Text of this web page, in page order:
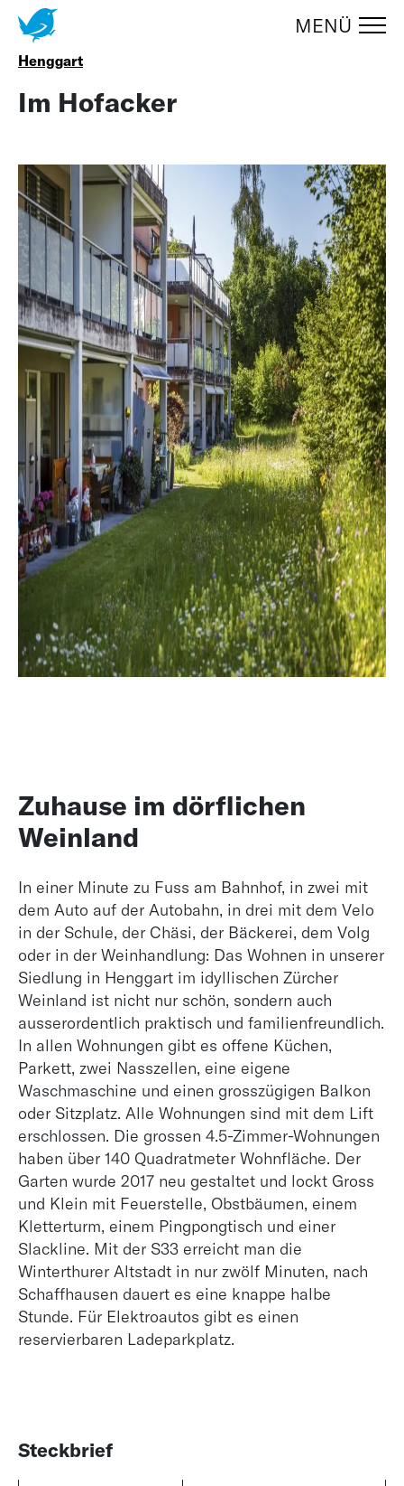
MENÜ
Zum Menüumschalter springen
Henggart
Im Hofacker
Zuhause im dörflichen
Weinland
In einer Minute zu Fuss am Bahnhof, in zwei mit
dem Auto auf der Autobahn, in drei mit dem Velo
in der Schule, der Chäsi, der Bäckerei, dem Volg
oder in der Weinhandlung: Das Wohnen in unserer
Siedlung in Henggart im idyllischen Zürcher
Weinland ist nicht nur schön, sondern auch
ausserordentlich praktisch und familienfreundlich.
In allen Wohnungen gibt es offene Küchen,
Parkett, zwei Nasszellen, eine eigene
Waschmaschine und einen grosszügigen Balkon
oder Sitzplatz. Alle Wohnungen sind mit dem Lift
erschlossen. Die grossen 4.5-Zimmer-Wohnungen
haben über 140 Quadratmeter Wohnfläche. Der
Garten wurde 2017 neu gestaltet und lockt Gross
und Klein mit Feuerstelle, Obstbäumen, einem
Kletterturm, einem Pingpongtisch und einer
Slackline. Mit der S33 erreicht man die
Winterthurer Altstadt in nur zwölf Minuten, nach
Schaffhausen dauert es eine knappe halbe
Stunde. Für Elektroautos gibt es einen
reservierbaren Ladeparkplatz.
Steckbrief